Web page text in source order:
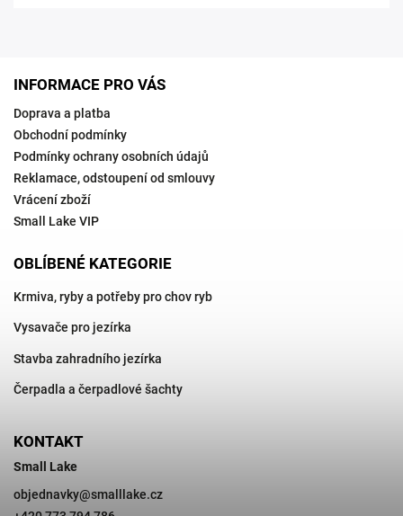
INFORMACE PRO VÁS
Doprava a platba
Obchodní podmínky
Podmínky ochrany osobních údajů
Reklamace, odstoupení od smlouvy
Vrácení zboží
Small Lake VIP
OBLÍBENÉ KATEGORIE
Krmiva, ryby a potřeby pro chov ryb
Vysavače pro jezírka
Stavba zahradního jezírka
Čerpadla a čerpadlové šachty
KONTAKT
Small Lake
objednavky@smalllake.cz